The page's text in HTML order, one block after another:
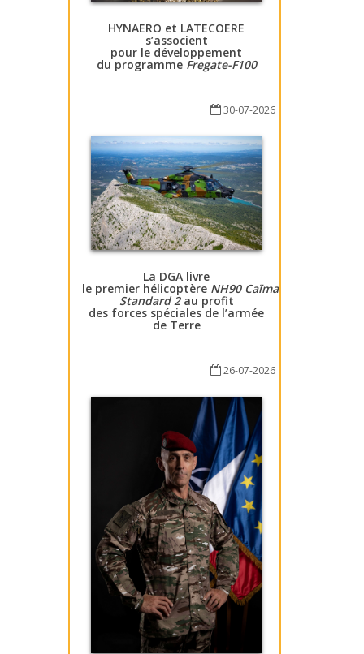
HYNAERO et LATECOERE
s’associent
pour le développement
du programme Fregate-F100
30-07-2026
La DGA livre
le premier hélicoptère NH90 Caïman
Standard 2au profit
des forces spéciales de l’armée
de Terre
26-07-2026